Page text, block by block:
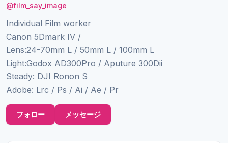
@film_say_image
Individual Film worker
Canon 5Dmark IV /
Lens:24-70mm L / 50mm L / 100mm L
Light:Godox AD300Pro / Aputure 300Dii
Steady: DJI Ronon S
Adobe: Lrc / Ps / Ai / Ae / Pr
フォロー メッセージ